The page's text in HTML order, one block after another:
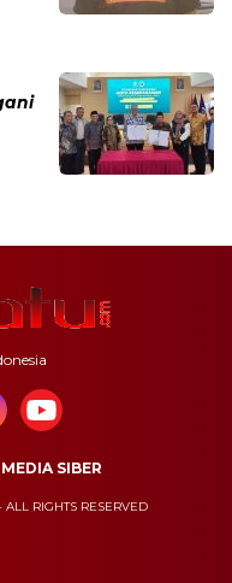
SIBER
RIGHTS RESERVED